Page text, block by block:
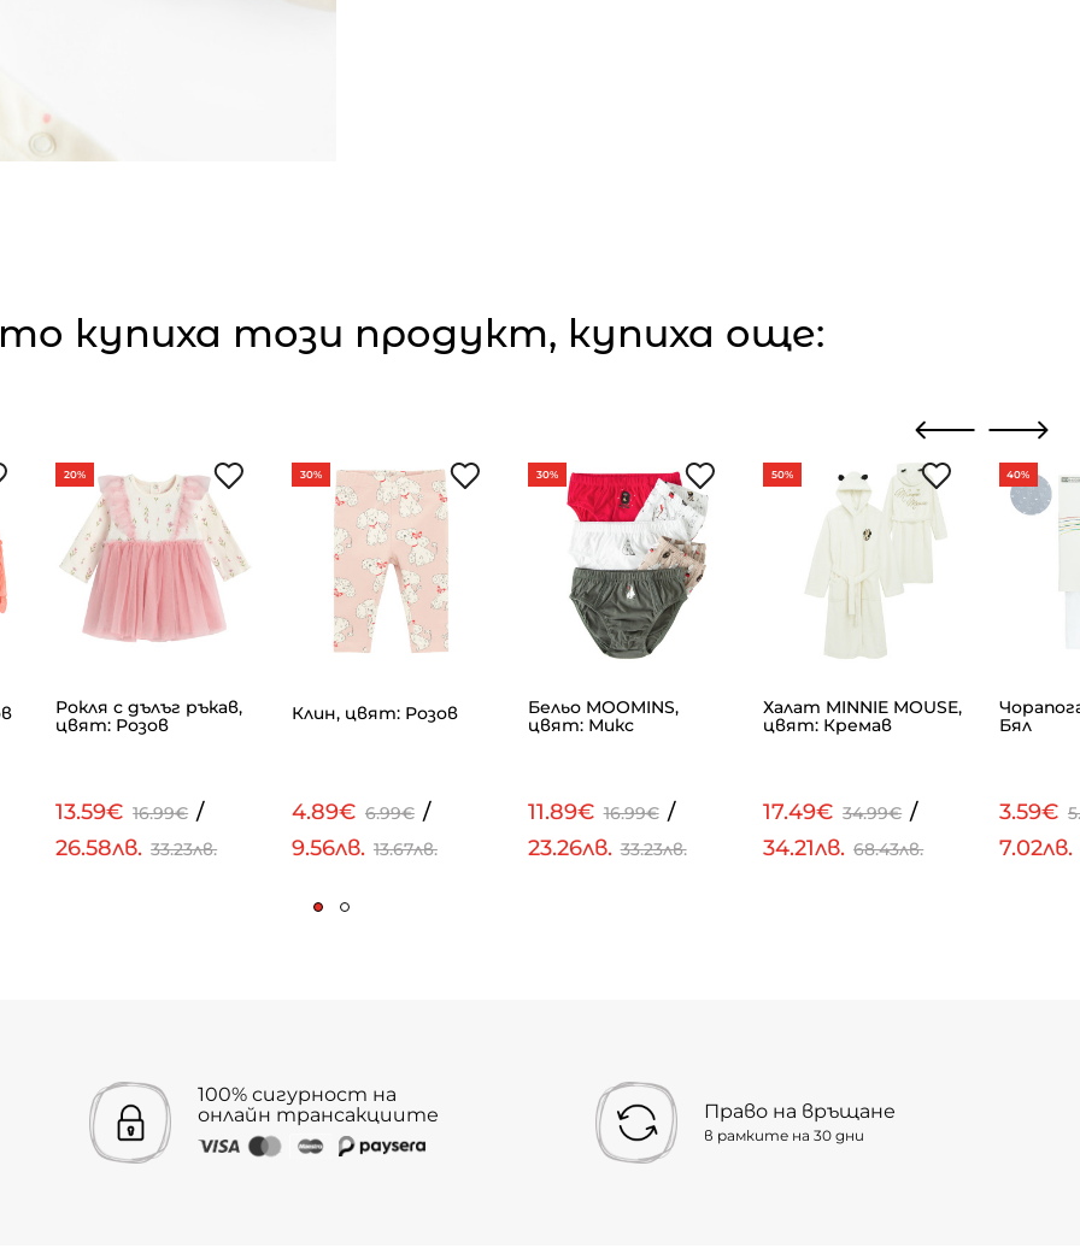
купиха този продукт, купиха още:
20%
Рокля с дълъг ръкав,
цвят: Розов
13.59€ 16.99€ /
26.58лв. 33.23лв.
30%
Клин, цвят: Розов
4.89€ 6.99€ /
9.56лв. 13.67лв.
30%
Бельо MOOMINS,
цвят: Микс
11.89€ 16.99€ /
23.26лв. 33.23лв.
50%
Халат MINNIE MOUSE,
цвят: Кремав
17.49€ 34.99€ /
34.21лв. 68.43лв.
40%
Бял
3.59€
7.02лв.
100% сигурност на
онлайн трансакциите
Право на връщане
в рамките на 30 дни